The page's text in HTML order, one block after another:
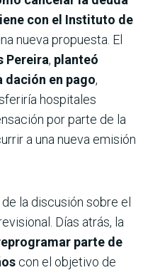
con el Instituto de
nueva propuesta. El
Pereira, planteó
dación en pago,
hospitales
por parte de la
a una nueva emisión
la discusión sobre el
Días atrás, la
parte de
con el objetivo de